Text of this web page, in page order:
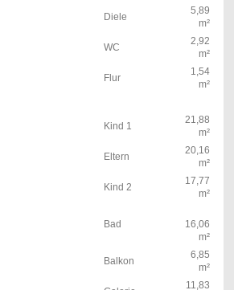
Diele
5,89
m²
WC
2,92
m²
Flur
1,54
m²
Kind 1
21,88
m²
Eltern
20,16
m²
Kind 2
17,77
m²
Bad
16,06
m²
Balkon
6,85
m²
11,83